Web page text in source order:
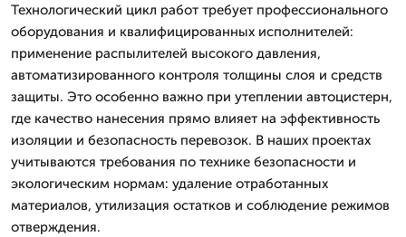
Технологический цикл работ требует профессионального
оборудования и квалифицированных исполнителей:
применение распылителей высокого давления,
автоматизированного контроля толщины слоя и средств
защиты. Это особенно важно при утеплении автоцистерн,
где качество нанесения прямо влияет на эффективность
изоляции и безопасность перевозок. В наших проектах
учитываются требования по технике безопасности и
экологическим нормам: удаление отработанных
материалов, утилизация остатков и соблюдение режимов
отверждения.